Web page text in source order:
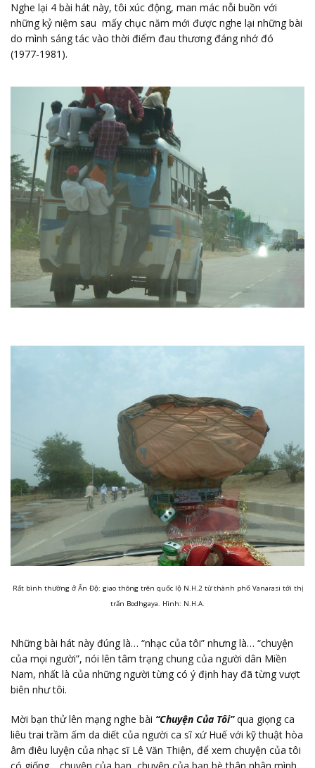
Nghe lại 4 bài hát này, tôi xúc động, man mác nỗi buồn với
những kỷ niệm sau mấy chục năm mới được nghe lại những bài
do mình sáng tác vào thời điểm đau thương đáng nhớ đó
(1977-1981).
Rất bình thường ở Ấn Độ: giao thông trên quốc lộ N.H.2 từ thành phố Vanarasi tới thị
trấn Bodhgaya. Hình: N.H.A.
Những bài hát này đúng là… “nhạc của tôi” nhưng là… “chuyện
của mọi người”, nói lên tâm trạng chung của người dân Miền
Nam, nhất là của những người từng có ý định hay đã từng vượt
biên như tôi.
Mời bạn thử lên mạng nghe bài “Chuyện Của Tôi”qua giọng ca
liêu trai trầm ấm da diết của người ca sĩ xứ Huế với kỹ thuật hòa
âm điêu luyện của nhạc sĩ Lê Văn Thiện, để xem chuyện của tôi